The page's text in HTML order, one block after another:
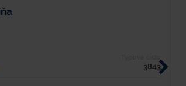
3843